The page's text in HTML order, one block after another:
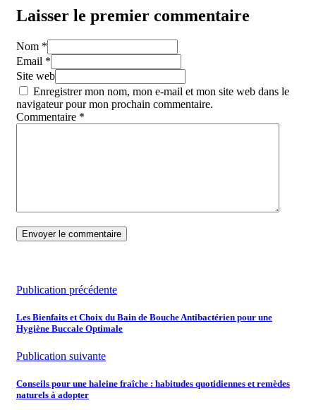
Laisser le premier commentaire
Nom *
Email *
Site web
Enregistrer mon nom, mon e-mail et mon site web dans le
navigateur pour mon prochain commentaire.
Commentaire *
Publication précédente
Les Bienfaits et Choix du Bain de Bouche Antibactérien pour une
Hygiène Buccale Optimale
Publication suivante
Conseils pour une haleine fraîche : habitudes quotidiennes et remèdes
naturels à adopter